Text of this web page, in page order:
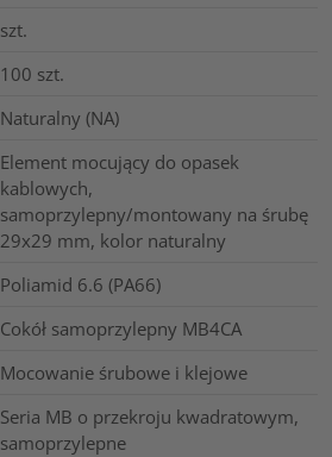
szt.
100 szt.
Naturalny (NA)
Element mocujący do opasek
kablowych,
samoprzylepny/montowany na śrubę
29x29 mm, kolor naturalny
Poliamid 6.6 (PA66)
Cokół samoprzylepny MB4CA
Mocowanie śrubowe i klejowe
Seria MB o przekroju kwadratowym,
samoprzylepne